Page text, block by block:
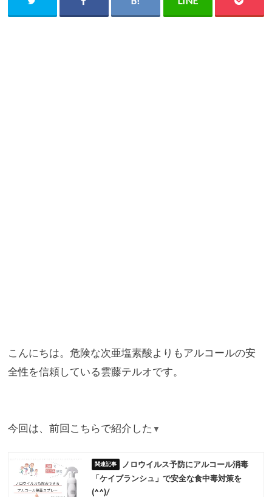
こんにちは。 危険な次亜塩素酸よりもアルコールの安
全性を信頼している雲藤テルオです。
今回は、前回こちらで紹介した ▼
ノロウイルス予防にアルコール消毒
「ケイブランシュ」で安全な食中毒対策を
(^^)/